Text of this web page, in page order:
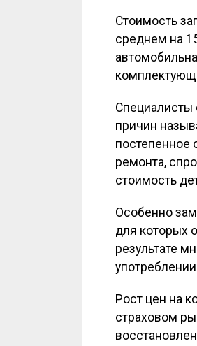
Стоимость
среднем на
Специалисты
причин
постепенное
ремонта,
стоимость
Особенно
для которых
результате
Рост цен на
страховом